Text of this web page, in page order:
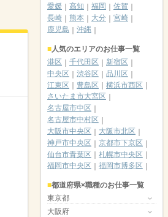
愛媛
高知 福岡
佐賀
長崎
熊本 大分
宮崎
鹿児島
沖縄
人気のエリアのお仕事一覧
港区
千代田区
新宿区
中央区
渋谷区
品川区
江東区
豊島区
横浜市西区
さいたま市大宮区
名古屋市中区
名古屋市中村区
大阪市中央区
大阪市北区
神戸市中央区
京都市下京区
仙台市青葉区
札幌市中央区
福岡市中央区
福岡市博多区
都道府県×職種のお仕事一覧
東京都
大阪府